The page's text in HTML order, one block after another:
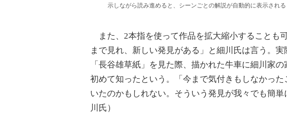
示しながら読み進めると、シーンごとの解説が自動的に表示される
また、2本指を使って作品を拡大縮小することも
まで見れ、新しい発見がある」と細川氏は言う。
「長谷雄草紙」を見た際、描かれた牛車に細川家
初めて知ったという。「今まで気付きもしなかっ
いたのかもしれない。そういう発見が我々でも簡
川氏）